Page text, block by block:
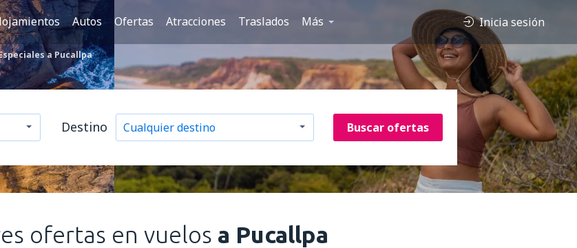
Autos Ofertas Atracciones Traslados Más Inicia sesión
a Pucallpa
Destino Buscar ofertas
ofertas en vuelos a Pucallpa